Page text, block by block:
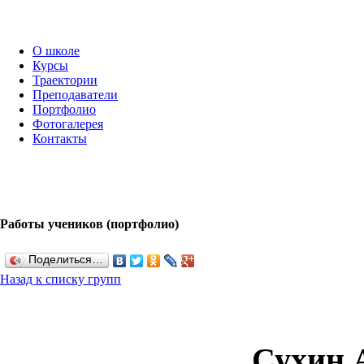
О школе
Курсы
Траектории
Преподаватели
Портфолио
Фотогалерея
Контакты
Работы учеников (портфолио)
Поделиться…
Назад к списку групп